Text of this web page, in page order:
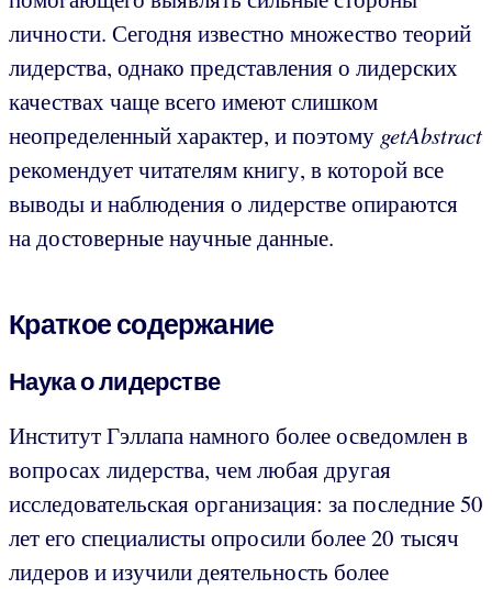
личности. Сегодня известно множество теорий
лидерства, однако представления о лидерских
качествах чаще всего имеют слишком
неопределенный характер, и поэтому getAbstract
рекомендует читателям книгу, в которой все
выводы и наблюдения о лидерстве опираются
на достоверные научные данные.
Краткое содержание
Наука о лидерстве
Институт Гэллапа намного более осведомлен в
вопросах лидерства, чем любая другая
исследовательская организация: за последние 50
лет его специалисты опросили более 20 тысяч
лидеров и изучили деятельность более